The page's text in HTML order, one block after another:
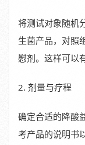
将测试对象随机
生菌产品，对照
慰剂。这样可以
2. 剂量与疗程
确定合适的降酸
考产品的说明书